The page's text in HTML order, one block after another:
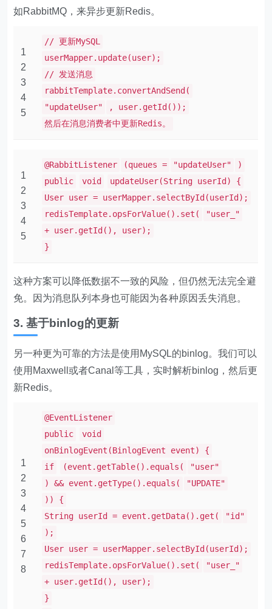
如RabbitMQ，来异步更新Redis。
1
2
3
4
5
// 更新MySQL
userMapper.update(user);
// 发送消息
rabbitTemplate.convertAndSend(
"updateUser"
, user.getId());
然后在消息消费者中更新Redis。
1
2
3
4
5
@RabbitListener (queues = "updateUser"
)
public
void
updateUser(String userId) {
User user = userMapper.selectById(userId);
redisTemplate.opsForValue().set(
"user_"
+ user.getId(), user);
}
这种方案可以降低数据不一致的风险，但仍然无法完全避
免。因为消息队列本身也可能因为各种原因丢失消息。
3. 基于binlog的更新
另一种更为可靠的方法是使用MySQL的binlog。我们可以
使用Maxwell或者Canal等工具，实时解析binlog，然后更
新Redis。
1
2
3
4
5
6
7
8
@EventListener
public
void
onBinlogEvent(BinlogEvent event) {
if
(event.getTable().equals(
"user"
) && event.getType().equals(
"UPDATE"
)) {
String userId = event.getData().get(
"id"
);
User user = userMapper.selectById(userId);
redisTemplate.opsForValue().set(
"user_"
+ user.getId(), user);
}